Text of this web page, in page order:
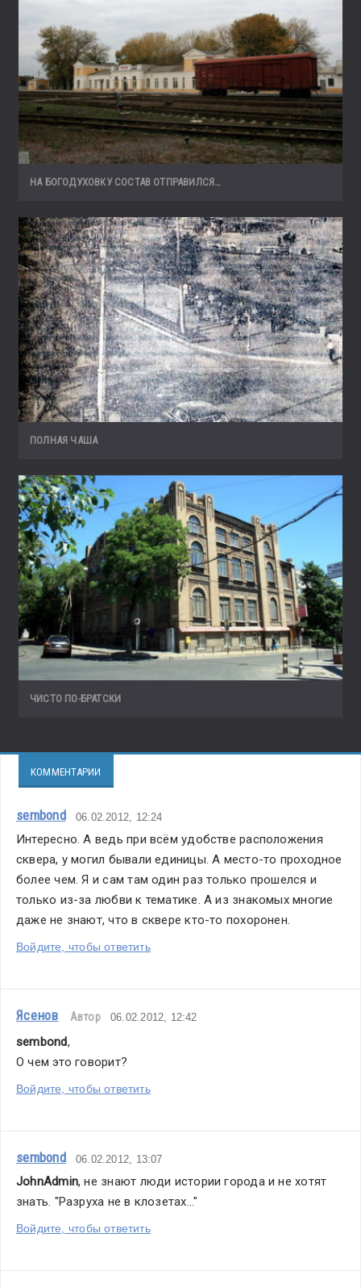
НА БОГОДУХОВКУ СОСТАВ ОТПРАВИЛСЯ…
ПОЛНАЯ ЧАША
ЧИСТО ПО-БРАТСКИ
КОММЕНТАРИИ
sembond 06.02.2012, 12:24
Интересно. А ведь при всём удобстве расположения
сквера, у могил бывали единицы. А место-то проходное
более чем. Я и сам там один раз только прошелся и
только из-за любви к тематике. А из знакомых многие
даже не знают, что в сквере кто-то похоронен.
Войдите, чтобы ответить
Ясенов Автор 06.02.2012, 12:42
sembond,
О чем это говорит?
Войдите, чтобы ответить
sembond 06.02.2012, 13:07
JohnAdmin, не знают люди истории города и не хотят
знать. "Разруха не в клозетах..."
Войдите, чтобы ответить